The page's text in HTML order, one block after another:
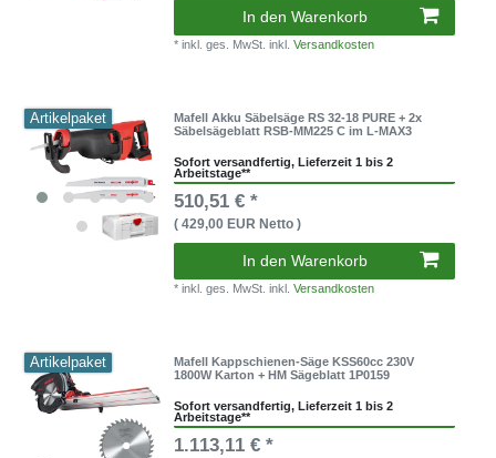
In den Warenkorb
* inkl. ges. MwSt. inkl.Versandkosten
Artikelpaket
Mafell Akku Säbelsäge RS 32-18 PURE + 2x
Säbelsägeblatt RSB-MM225 C im L-MAX3
Sofort versandfertig, Lieferzeit 1 bis 2
Arbeitstage**
510,51 € *
( 429,00 EUR Netto )
In den Warenkorb
* inkl. ges. MwSt. inkl.Versandkosten
Artikelpaket
Mafell Kappschienen-Säge KSS60cc 230V
1800W Karton + HM Sägeblatt 1P0159
Sofort versandfertig, Lieferzeit 1 bis 2
Arbeitstage**
1.113,11 € *